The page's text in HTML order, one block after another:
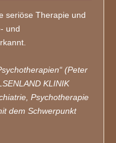
seriöse Therapie und
und
(Peter
KLINIK
Psychotherapie
dem Schwerpunkt